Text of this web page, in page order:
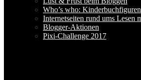
Who’s who: Kinderbuchfiguren
Internetseiten rund ums Lesen
Blogger-Aktionen
Pixi-Challenge 2017